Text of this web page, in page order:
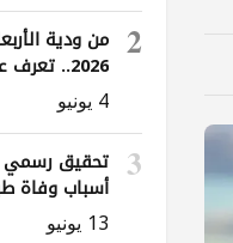
2 من ودية
2026..
لمباريات العراق
4 يونيو
3 تحقيق
أسباب وفاة
ناظورية
13 يونيو